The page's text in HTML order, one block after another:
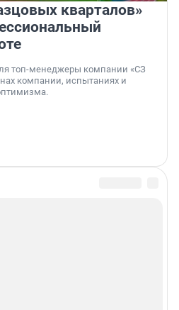
кварталов»
топ-менеджеры компании «СЗ
компании, испытаниях и